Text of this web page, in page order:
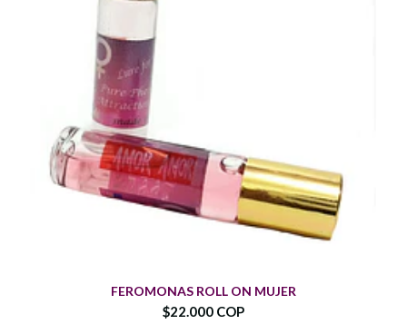
FEROMONAS ROLL ON MUJER
$22.000 COP